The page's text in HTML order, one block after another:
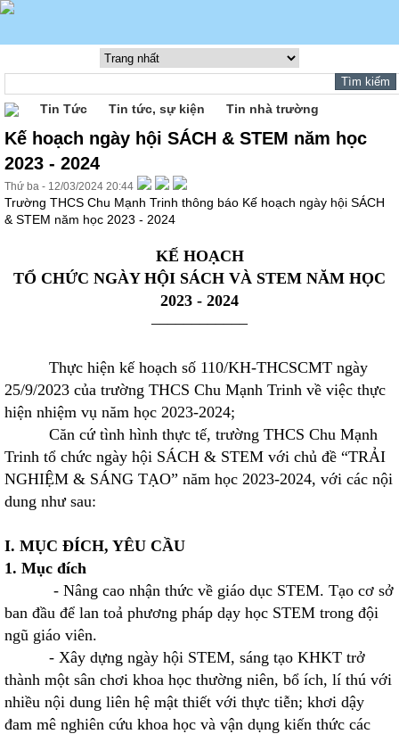
Tin Tức Tin tức, sự kiện Tin nhà trường
Kế hoạch ngày hội SÁCH & STEM năm học
2023 - 2024
Thứ ba - 12/03/2024 20:44
Trường THCS Chu Mạnh Trinh thông báo Kế hoạch ngày hội SÁCH
& STEM năm học 2023 - 2024
KẾ HOẠCH
TỔ CHỨC NGÀY HỘI SÁCH VÀ STEM NĂM HỌC
2023 - 2024
––––––––––––
Thực hiện kế hoạch số 110/KH-THCSCMT ngày
25/9/2023 của trường THCS Chu Mạnh Trinh về việc thực
hiện nhiệm vụ năm học 2023-2024;
Căn cứ tình hình thực tế, trường THCS Chu Mạnh
Trinh tổ chức ngày hội SÁCH & STEM với chủ đề “TRẢI
NGHIỆM & SÁNG TẠO” năm học 2023-2024, với các nội
dung như sau:
I. MỤC ĐÍCH, YÊU CẦU
1. Mục đích
- Nâng cao nhận thức về giáo dục STEM. Tạo cơ sở
ban đầu để lan toả phương pháp dạy học STEM trong đội
ngũ giáo viên.
- Xây dựng ngày hội STEM, sáng tạo KHKT trở
thành một sân chơi khoa học thường niên, bổ ích, lí thú với
nhiều nội dung liên hệ mật thiết với thực tiễn; khơi dậy
đam mê nghiên cứu khoa học và vận dụng kiến thức các